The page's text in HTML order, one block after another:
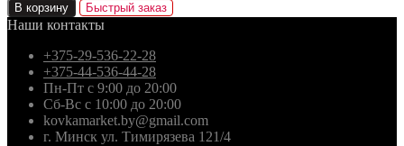
В корзину Быстрый заказ
Наши контакты
+375-29-536-22-28
+375-44-536-44-28
Пн-Пт с 9:00 до 20:00
Сб-Вс с 10:00 до 20:00
kovkamarket.by@gmail.com
г. Минск ул. Тимирязева 121/4